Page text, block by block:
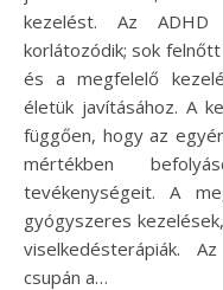
kezelést. Az
korlátozódik; sok
és a megfelelő
életük javításához. A
függően, hogy az
mértékben
tevékenységeit. A
gyógyszeres
viselkedésterápiák.
csupán a…